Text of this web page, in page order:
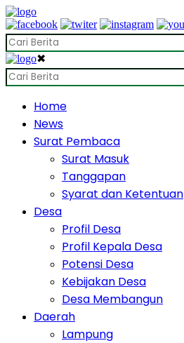
✖
Home
News
Surat Pembaca
Surat Masuk
Tanggapan
Syarat dan Ketentuan
Desa
Profil Desa
Profil Kepala Desa
Potensi Desa
Kebijakan Desa
Desa Membangun
Daerah
Lampung